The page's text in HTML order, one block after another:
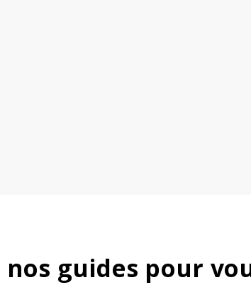
nos guides pour